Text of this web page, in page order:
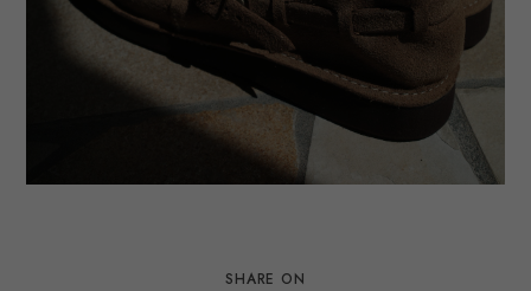
SHARE ON